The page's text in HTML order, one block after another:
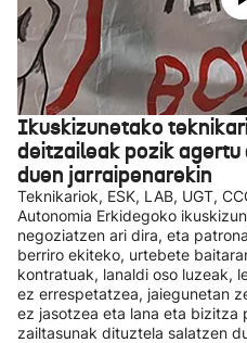
Ikuskizunetako
deitzaileak pozik
duen jarraipenarekin
Teknikariok, ESK, LAB, UGT,
Autonomia Erkidegoko
negoziatzen ari dira, eta
berriro ekiteko, urtebete
kontratuak, lanaldi oso luzeak,
ez errespetatzea, jaiegunetan
ez jasotzea eta lana eta bizitza
zailtasunak dituztela salatzen